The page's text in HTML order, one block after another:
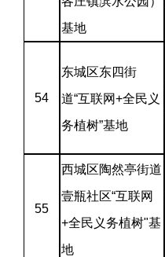
基地
54
东城区东四街
道“互联网+全民义
务植树”基地
55
西城区陶然亭街道
壹瓶社区“互联网
+全民义务植树"基
地